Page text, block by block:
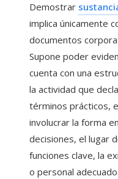
Demostrar
implica únicamente
documentos
Supone poder
cuenta con una
la actividad que
términos prácticos,
involucrar la forma
decisiones, el lugar
funciones clave, la
o personal